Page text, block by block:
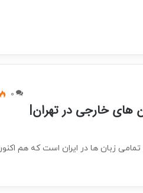
0
های خارجی در تهران|